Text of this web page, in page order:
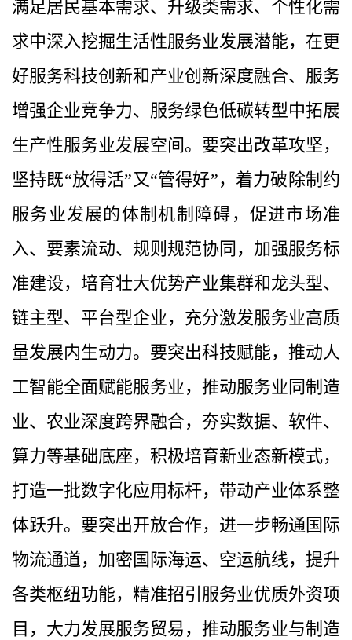
满足居民基本需求、升级类需求、个性化需
求中深入挖掘生活性服务业发展潜能，在更
好服务科技创新和产业创新深度融合、服务
增强企业竞争力、服务绿色低碳转型中拓展
生产性服务业发展空间。要突出改革攻坚，
坚持既“放得活”又“管得好”，着力破除制约
服务业发展的体制机制障碍，促进市场准
入、要素流动、规则规范协同，加强服务标
准建设，培育壮大优势产业集群和龙头型、
链主型、平台型企业，充分激发服务业高质
量发展内生动力。要突出科技赋能，推动人
工智能全面赋能服务业，推动服务业同制造
业、农业深度跨界融合，夯实数据、软件、
算力等基础底座，积极培育新业态新模式，
打造一批数字化应用标杆，带动产业体系整
体跃升。要突出开放合作，进一步畅通国际
物流通道，加密国际海运、空运航线，提升
各类枢纽功能，精准招引服务业优质外资项
目，大力发展服务贸易，推动服务业与制造